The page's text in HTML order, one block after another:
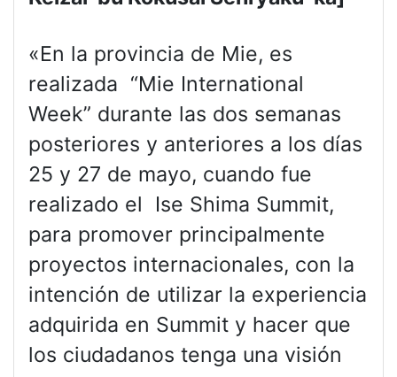
«En la provincia de Mie, es
realizada “Mie International
Week” durante las dos semanas
posteriores y anteriores a los días
25 y 27 de mayo, cuando fue
realizado el Ise Shima Summit,
para promover principalmente
proyectos internacionales, con la
intención de utilizar la experiencia
adquirida en Summit y hacer que
los ciudadanos tenga una visión